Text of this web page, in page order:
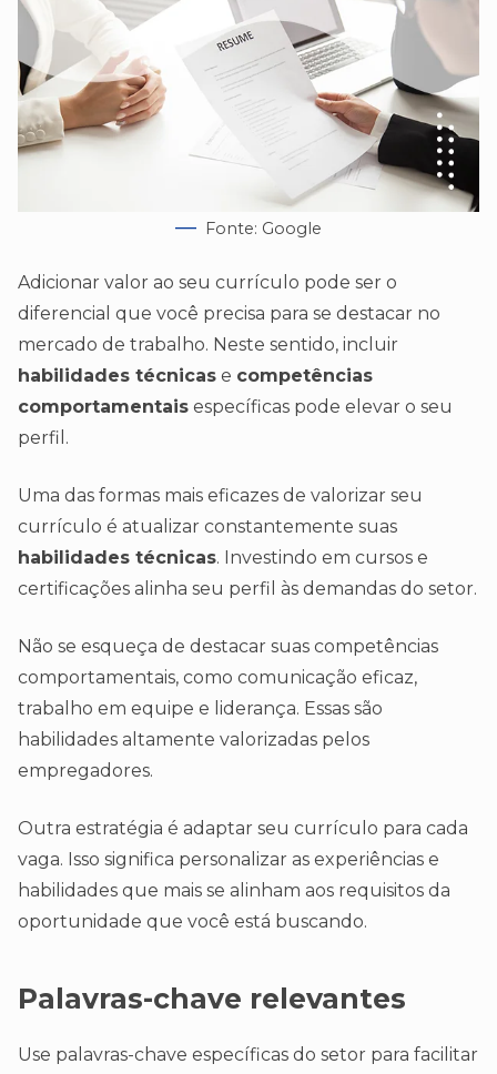
Fonte: Google
Adicionar valor ao seu currículo pode ser o
diferencial que você precisa para se destacar no
mercado de trabalho. Neste sentido, incluir
habilidades técnicas e competências
comportamentais específicas pode elevar o seu
perfil.
Uma das formas mais eficazes de valorizar seu
currículo é atualizar constantemente suas
habilidades técnicas. Investindo em cursos e
certificações alinha seu perfil às demandas do setor.
Não se esqueça de destacar suas competências
comportamentais, como comunicação eficaz,
trabalho em equipe e liderança. Essas são
habilidades altamente valorizadas pelos
empregadores.
Outra estratégia é adaptar seu currículo para cada
vaga. Isso significa personalizar as experiências e
habilidades que mais se alinham aos requisitos da
oportunidade que você está buscando.
Palavras-chave relevantes
Use palavras-chave específicas do setor para facilitar